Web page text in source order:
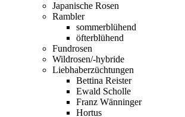
Japanische Rosen
Rambler
sommerblühend
öfterblühend
Fundrosen
Wildrosen/-hybride
Liebhaberzüchtungen
Bettina Reister
Ewald Scholle
Franz Wänninger
Hortus